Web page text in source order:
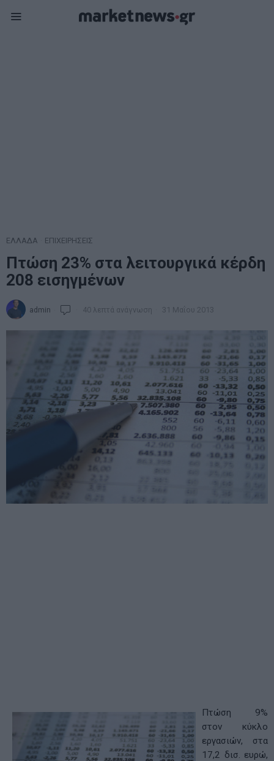
ΕΛΛΑΔΑ ΕΠΙΧΕΙΡΗΣΕΙΣ
Πτώση 23% στα λειτουργικά κέρδη
208 εισηγμένων
admin 40 λεπτά ανάγνωση 31 Μαΐου 2013
Πτώση 9%
στον κύκλο
εργασιών, στα
17,2 δισ. ευρώ,